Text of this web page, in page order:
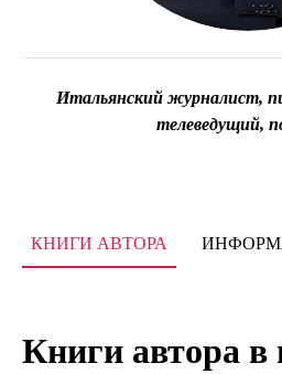
Итальянский журналист,
телеведущий,
КНИГИ АВТОРА
Книги автора